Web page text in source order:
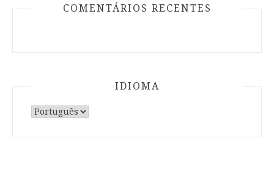
COMENTÁRIOS RECENTES
IDIOMA
Escolha